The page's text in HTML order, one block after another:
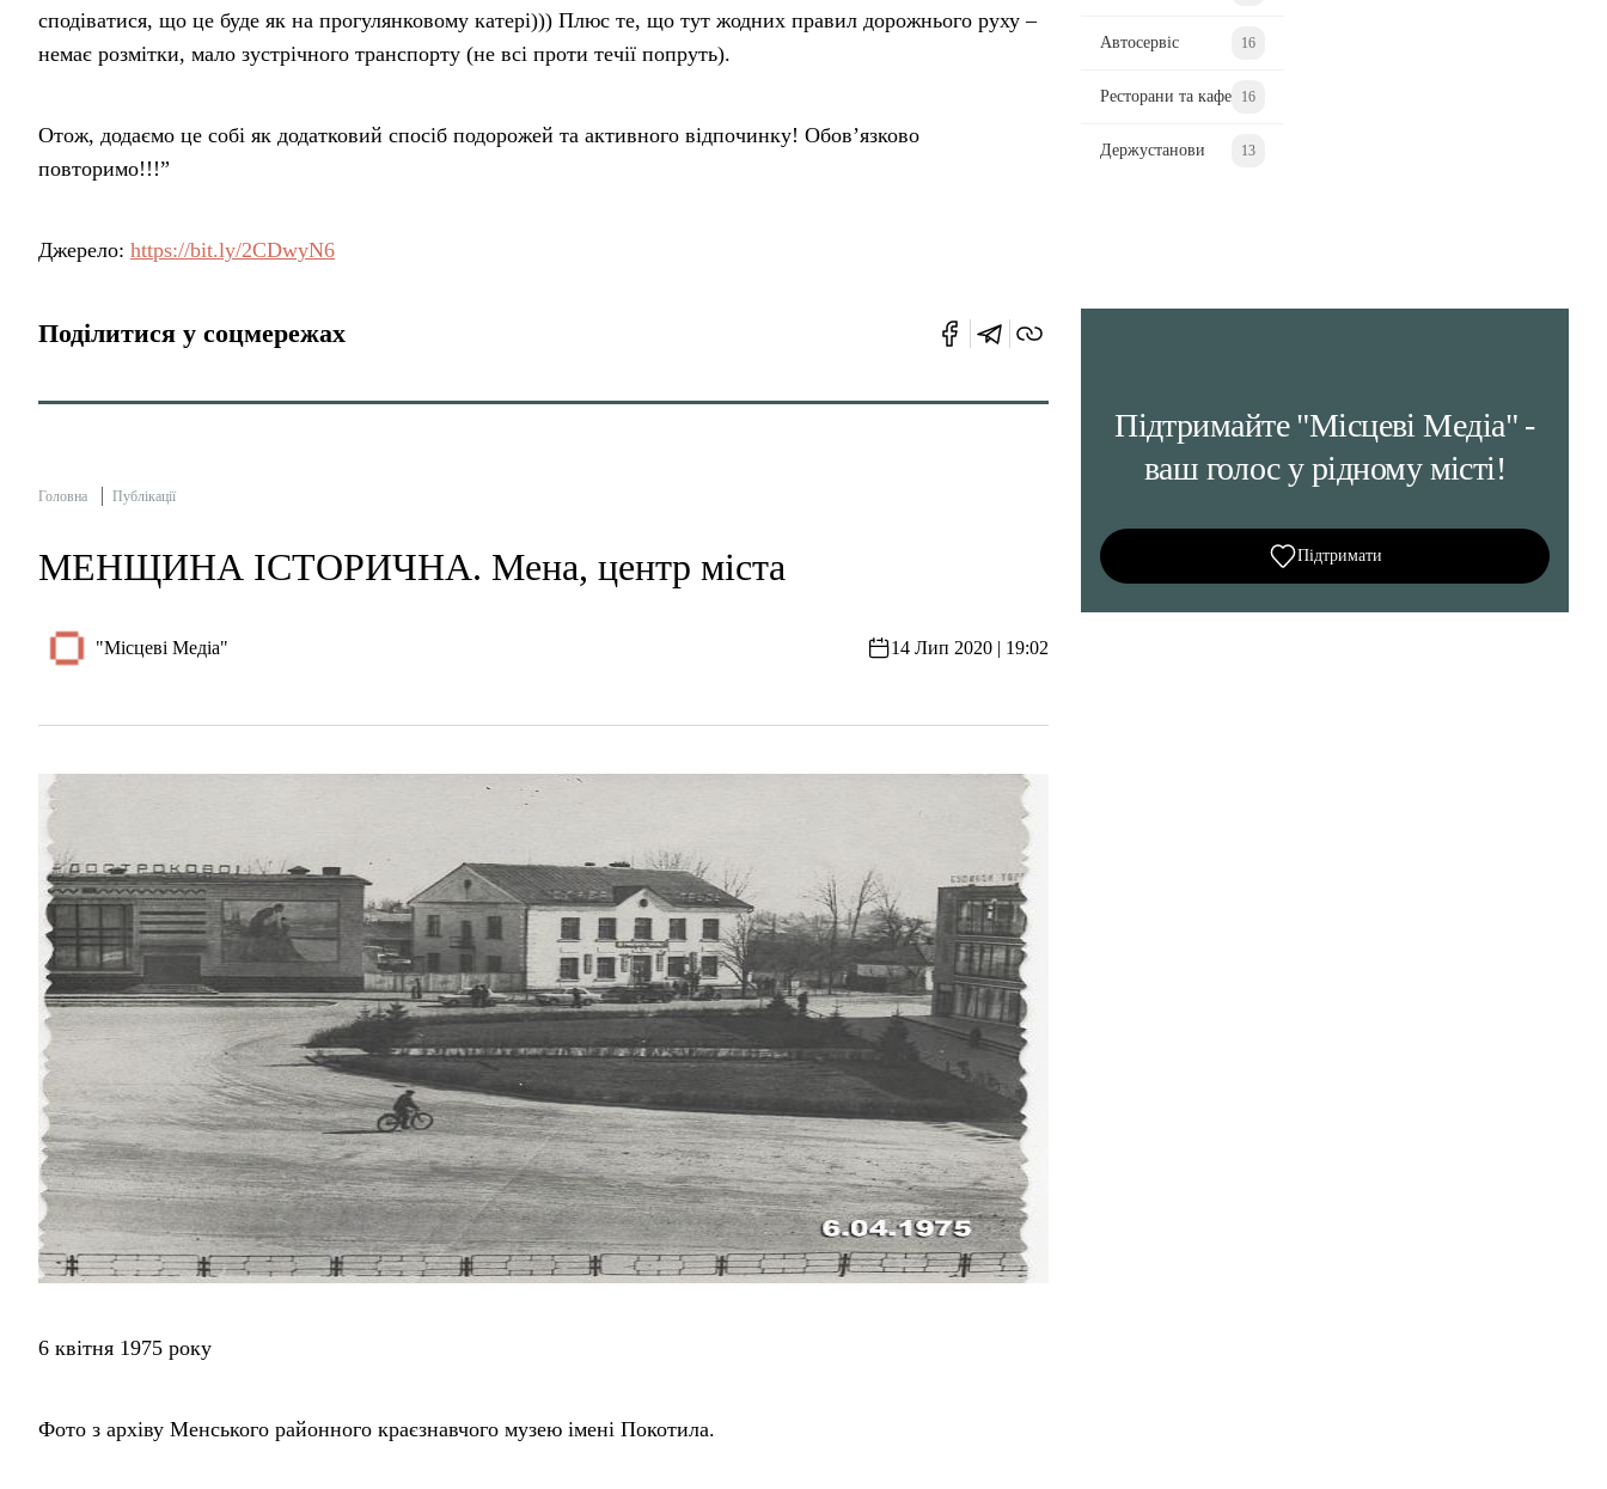
сподіватися, що це буде як на прогулянковому катері))) Плюс те, що тут жодних правил дорожнього руху –
немає розмітки, мало зустрічного транспорту (не всі проти течії попруть).
Отож, додаємо це собі як додатковий спосіб подорожей та активного відпочинку! Обов’язково
повторимо!!!”
Джерело: https://bit.ly/2CDwyN6
Поділитися у соцмережах
Головна Публікації
МЕНЩИНА ІСТОРИЧНА. Мена, центр міста
"Місцеві Медіа" 14 Лип 2020 | 19:02
6 квітня 1975 року
Фото з архіву Менського районного краєзнавчого музею імені Покотила.
Автосервіс 16
Ресторани та кафе 16
Держустанови 13
Підтримайте "Місцеві Медіа" -
ваш голос у рідному місті!
Підтримати